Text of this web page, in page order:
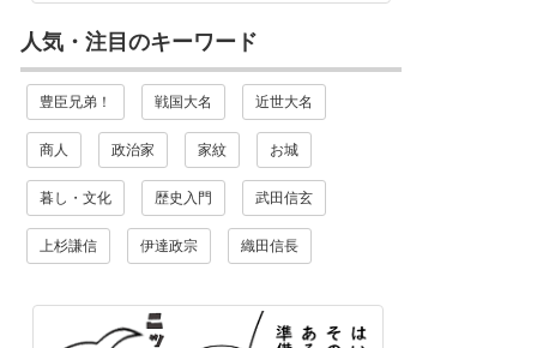
人気・注目のキーワード
豊臣兄弟！ 戦国大名 近世大名
商人 政治家 家紋 お城
暮し・文化 歴史入門 武田信玄
上杉謙信 伊達政宗 織田信長